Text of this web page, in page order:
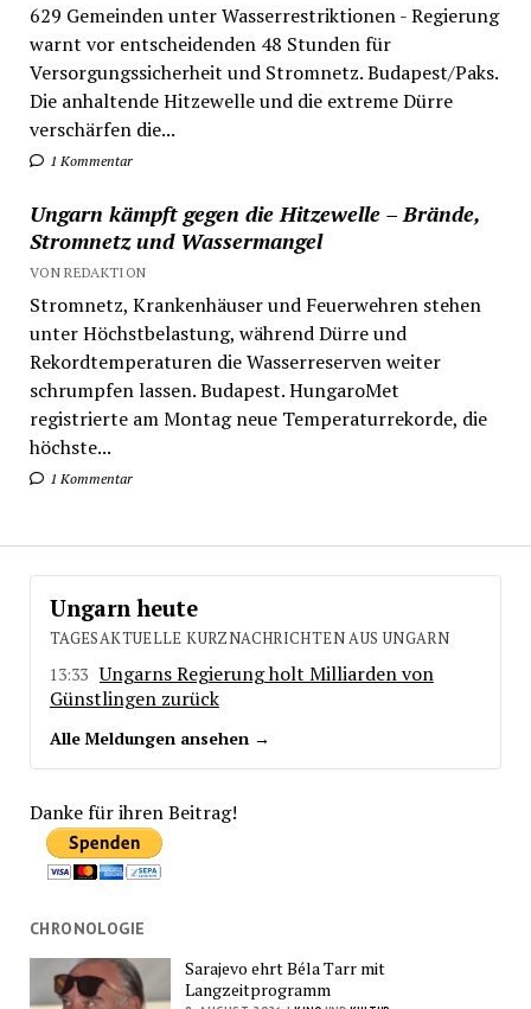
629 Gemeinden unter Wasserrestriktionen - Regierung
warnt vor entscheidenden 48 Stunden für
Versorgungssicherheit und Stromnetz. Budapest/Paks.
Die anhaltende Hitzewelle und die extreme Dürre
verschärfen die...
1 Kommentar
Ungarn kämpft gegen die Hitzewelle – Brände,
Stromnetz und Wassermangel
VON REDAKTION
Stromnetz, Krankenhäuser und Feuerwehren stehen
unter Höchstbelastung, während Dürre und
Rekordtemperaturen die Wasserreserven weiter
schrumpfen lassen. Budapest. HungaroMet
registrierte am Montag neue Temperaturrekorde, die
höchste...
1 Kommentar
Ungarn heute
TAGESAKTUELLE KURZNACHRICHTEN AUS UNGARN
13:33 Ungarns Regierung holt Milliarden von
Günstlingen zurück
Alle Meldungen ansehen →
Danke für ihren Beitrag!
CHRONOLOGIE
Sarajevo ehrt Béla Tarr mit
Langzeitprogramm